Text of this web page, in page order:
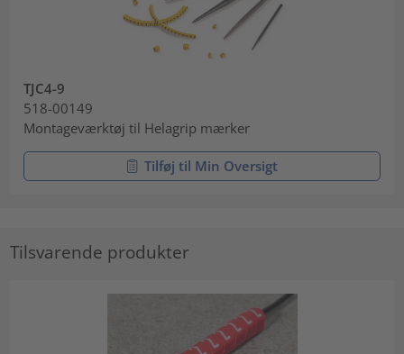
TJC4-9
518-00149
Montageværktøj til Helagrip mærker
Tilføj til Min Oversigt
Tilsvarende produkter